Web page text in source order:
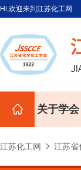
Hi,欢迎来到江苏化工网
关于学会
江苏化工网 江苏省